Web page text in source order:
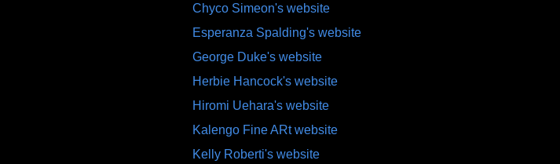
Chyco Simeon's website
Esperanza Spalding's website
George Duke's website
Herbie Hancock's website
Hiromi Uehara's website
Kalengo Fine ARt website
Kelly Roberti's website